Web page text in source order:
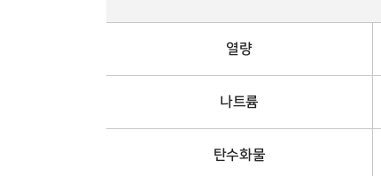
열량
나트륨
탄수화물